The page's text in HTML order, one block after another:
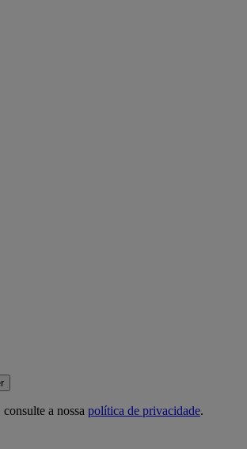
a nossa política de privacidade.